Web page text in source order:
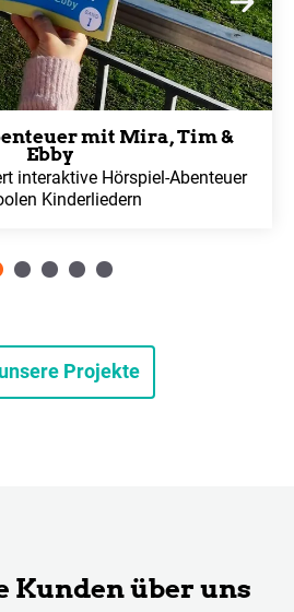
mit Mira, Tim &
Ebby
interaktive Hörspiel-Abenteuer
Kinderliedern
Projekte
Kunden über uns